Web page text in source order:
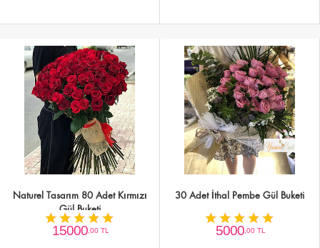
Naturel Tasarım 80 Adet Kırmızı
Gül Buketi
15000,00 TL
30 Adet İthal Pembe Gül Buketi
5000,00 TL